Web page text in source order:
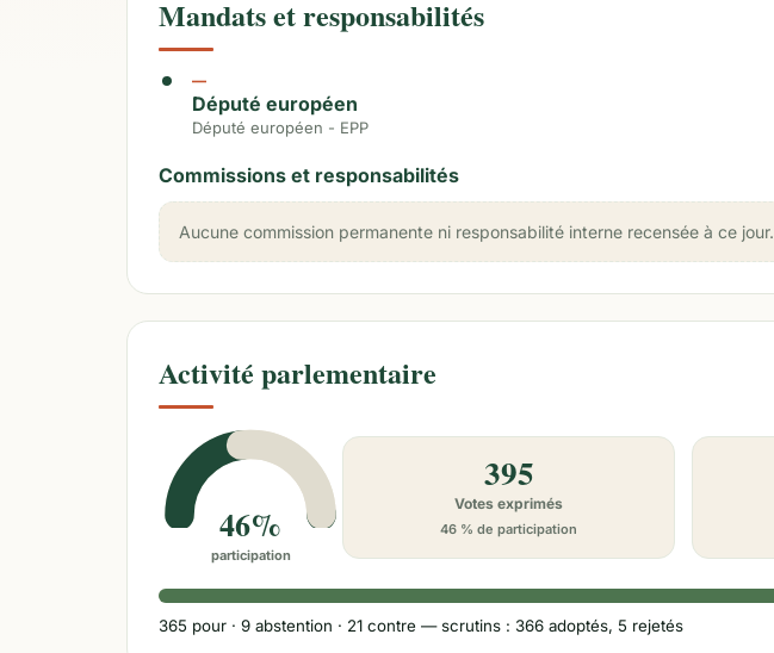
Mandats et responsabilités
—
Député européen
Député européen - EPP
Commissions et responsabilités
Aucune commission permanente ni responsabilité interne recensée à ce jour.
Activité parlementaire
46%
participation
395
Votes exprimés
46 % de participation
365 pour · 9 abstention · 21 contre — scrutins : 366 adoptés, 5 rejetés